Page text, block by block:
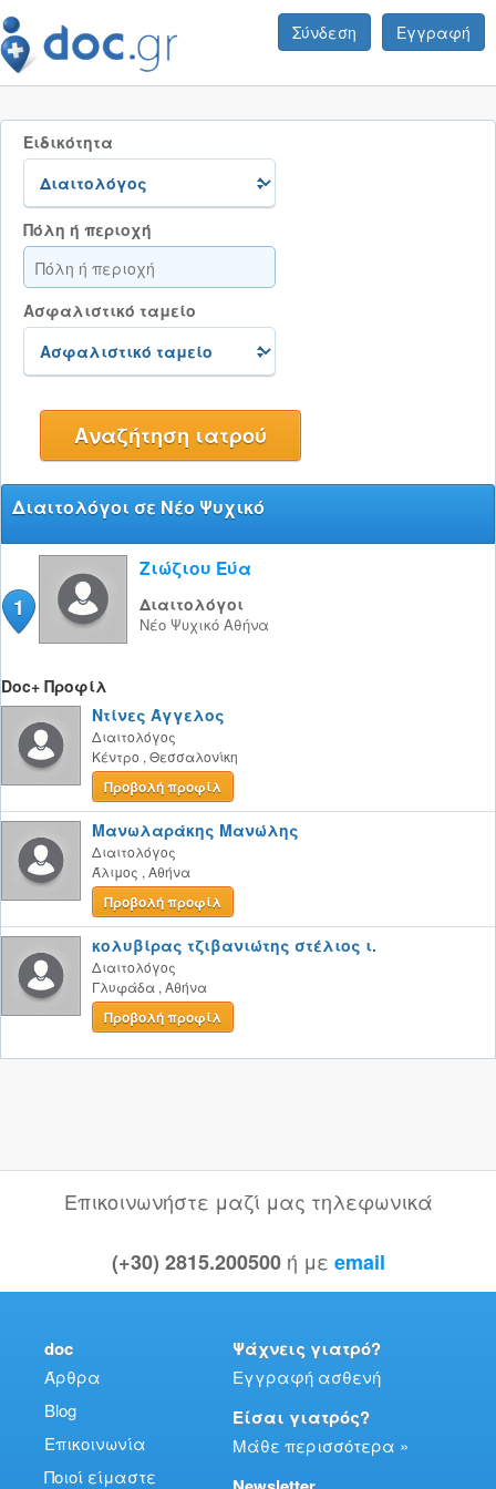
Σύνδεση Εγγραφή
Ειδικότητα
Πόλη ή περιοχή
Ασφαλιστικό ταμείο
Διαιτολόγοι σε Νέο Ψυχικό
1
Ζιώζιου Εύα
Διαιτολόγοι
Νέο Ψυχικό Αθήνα
Doc+ Προφίλ
Ντίνες Άγγελος
Διαιτολόγος
Κέντρο , Θεσσαλονίκη
Προβολή προφίλ
Μανωλαράκης Μανώλης
Διαιτολόγος
Άλιμος , Αθήνα
Προβολή προφίλ
κολυβίρας τζιβανιώτης στέλιος ι.
Διαιτολόγος
Γλυφάδα , Αθήνα
Προβολή προφίλ
Επικοινωνήστε μαζί μας τηλεφωνικά
(+30) 2815.200500 ή με email
doc
Άρθρα
Blog
Επικοινωνία
Ποιοί είμαστε
Ψάχνεις γιατρό?
Εγγραφή ασθενή
Είσαι γιατρός?
Μάθε περισσότερα »